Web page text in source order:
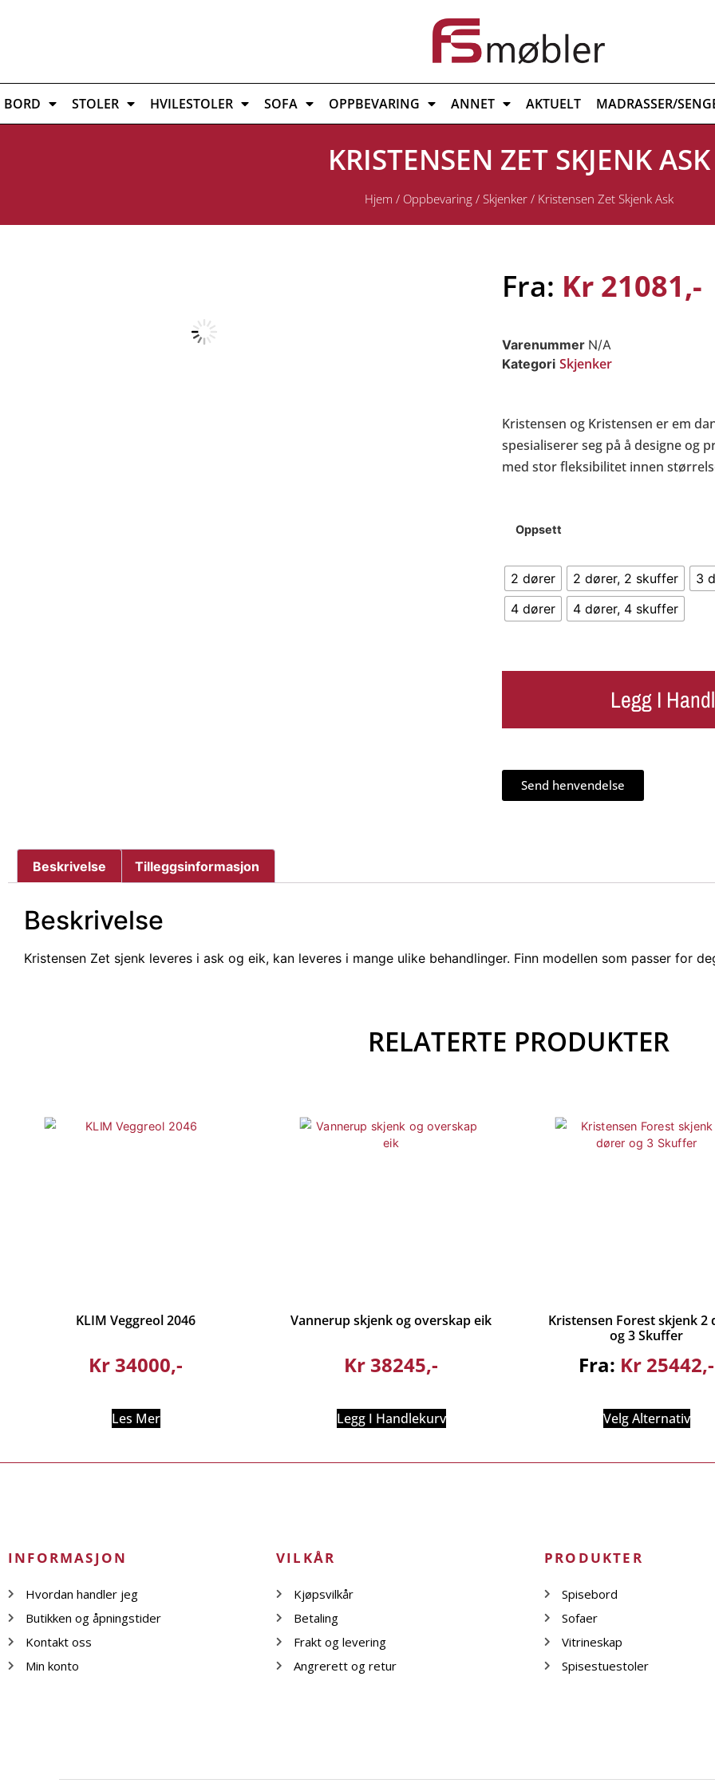
BORD STOLER HVILESTOLER SOFA OPPBEVARING ANNET AKTUELT MADRASSER/
KRISTENSEN ZET SKJENK ASK
Hjem / Oppbevaring/ Skjenker/ Kristensen Zet Skjenk Ask
Fra: Kr 21081
Varenummer N/A
Kategori Skjenker
Kristensen og Kristensen er em
spesialiserer seg på å designe og
med stor fleksibilitet innen
Oppsett
2 dører 2 dører, 2 skuffer
3
4 dører
4 dører, 4 skuffer
Legg I
Send henvendelse
Beskrivelse Tilleggsinformasjon
Beskrivelse
Kristensen Zet sjenk leveres i ask og eik, kan leveres i mange ulike behandlinger. Finn modellen som passer for
RELATERTE PRODUKTER
KLIM Veggreol 2046
Kr 34000
Les Mer
Vannerup skjenk og overskap eik
Kr 38245
Legg I Handlekurv
Kristensen Forest skjenk 2
og 3 Skuffer
Fra: Kr 25442
Velg Alternativ
INFORMASJON
Hvordan handler jeg
Butikken og åpningstider
Kontakt oss
Min konto
VILKÅR
Kjøpsvilkår
Betaling
Frakt og levering
Angrerett og retur
PRODUKTER
Spisebord
Sofaer
Vitrineskap
Spisestuestoler